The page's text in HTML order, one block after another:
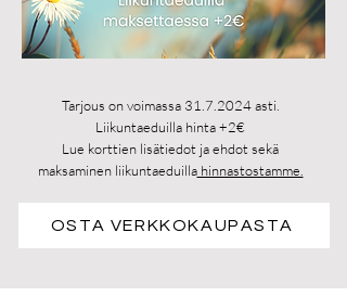
Tarjous on voimassa 31.7.2024asti.
Liikuntaeduilla hinta +2€
Lue korttien lisätiedot ja ehdot sekä
maksaminen liikuntaeduillahinnastostamme.
OSTA VERKKOKAUPASTA